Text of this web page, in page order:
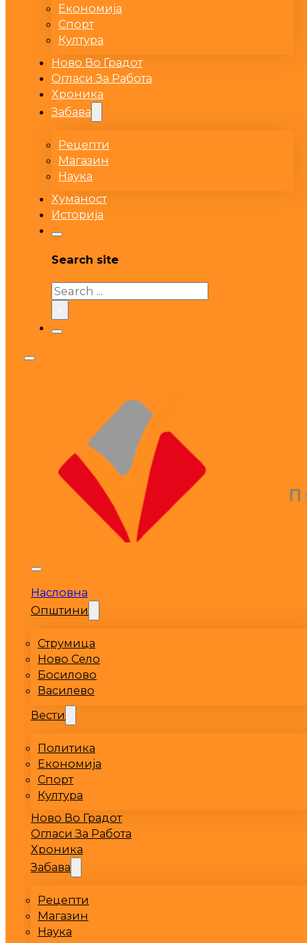
Економија
Спорт
Култура
Ново Во Градот
Огласи За Работа
Хроника
Забава
Рецепти
Магазин
Наука
Хуманост
Историја
Search site
Search
Насловна
Општини
Струмица
Ново Село
Босилово
Василево
Вести
Политика
Економија
Спорт
Култура
Ново Во Градот
Огласи За Работа
Хроника
Забава
Рецепти
Магазин
Наука